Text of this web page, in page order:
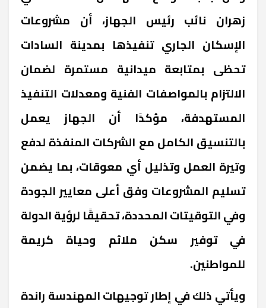
زهران نائب رئيس الجهاز، أن مشروعات
الإسكان الجاري تنفيذها بمدينة السادات
تحظى بمتابعة ميدانية مستمرة لضمان
الالتزام بالمواصفات الفنية ومعدلات التنفيذ
المستهدفة، مؤكدًا أن الجهاز يعمل
بالتنسيق الكامل مع الشركات المنفذة لدفع
وتيرة العمل وتذليل أي معوقات، بما يضمن
تسليم المشروعات وفق أعلى معايير الجودة
وفي التوقيتات المحددة، تحقيقًا لرؤية الدولة
في توفير سكن ملائم وحياة كريمة
للمواطنين.
ويأتي ذلك في إطار توجيهات المهندسة راندة